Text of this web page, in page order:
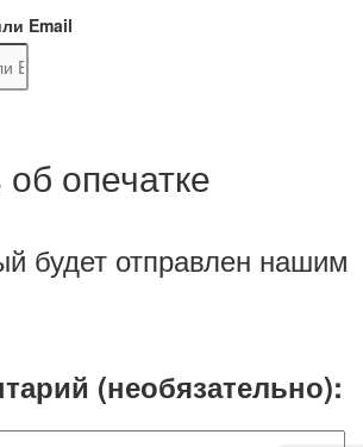
Email
опечатке
будет отправлен нашим
(необязательно):